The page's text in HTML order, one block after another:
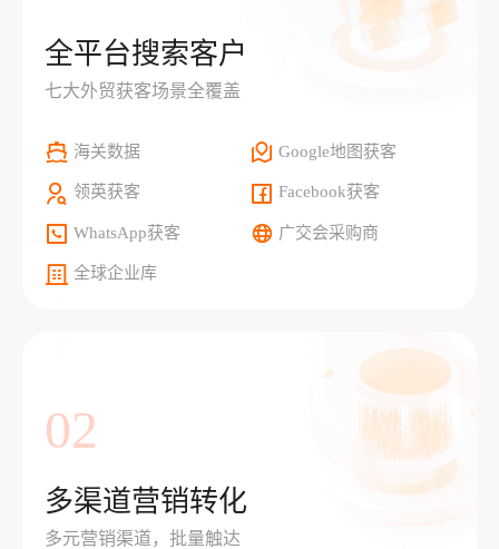
全平台搜索客户
七大外贸获客场景全覆盖
海关数据 Google地图获客
领英获客 Facebook获客
WhatsApp获客 广交会采购商
全球企业库
02
多渠道营销转化
多元营销渠道，批量触达